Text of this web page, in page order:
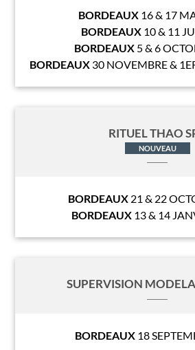
BORDEAUX 16 & 17
BORDEAUX 10 & 11
BORDEAUX 5 & 6
BORDEAUX 30 NOVEMBRE &
RITUEL THAO
NOUVEAU
BORDEAUX 21 & 22
BORDEAUX 13 & 14
SUPERVISION
BORDEAUX 18